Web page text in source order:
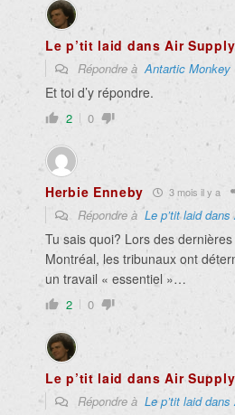
Le p’tit laid dans Air Supply
Répondre àAntartic Monkey
Et toi d’y répondre.
2 0
Herbie Enneby 3 mois il y a
Répondre à Le p’tit laid
Tu sais quoi? Lors des
Montréal, les tribunaux ont
un travail « essentiel »…
2 0
Le p’tit laid dans Air Supply
Répondre à Le p’tit laid